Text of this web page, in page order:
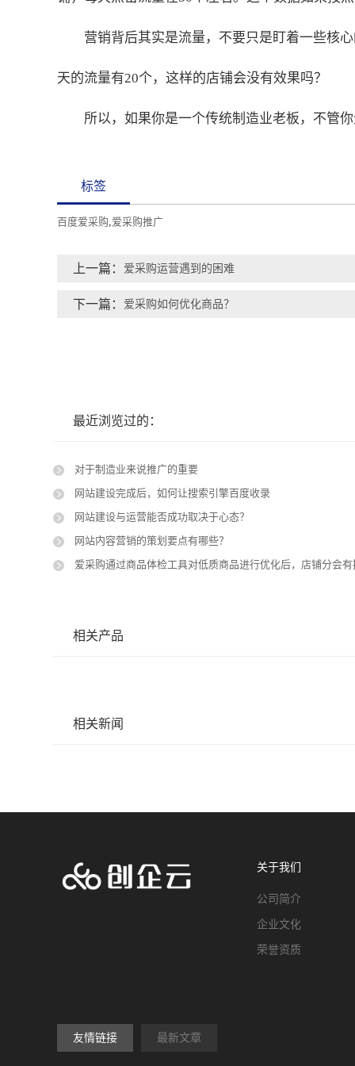
营销背后其实是流量，不要只是盯着一些核
天的流量有20个，这样的店铺会没有效果吗？
所以，如果你是一个传统制造业老板，不管
标签
百度爱采购,爱采购推广
上一篇： 爱采购运营遇到的困难
下一篇： 爱采购如何优化商品？
最近浏览过的：
对于制造业来说推广的重要
网站建设完成后，如何让搜索引擎百度收录
网站建设与运营能否成功取决于心态？
网站内容营销的策划要点有哪些？
爱采购通过商品体检工具对低质商品进行优化后，店铺分会有提升
相关产品
相关新闻
关于我们
公司简介
企业文化
荣誉资质
友情链接 最新文章